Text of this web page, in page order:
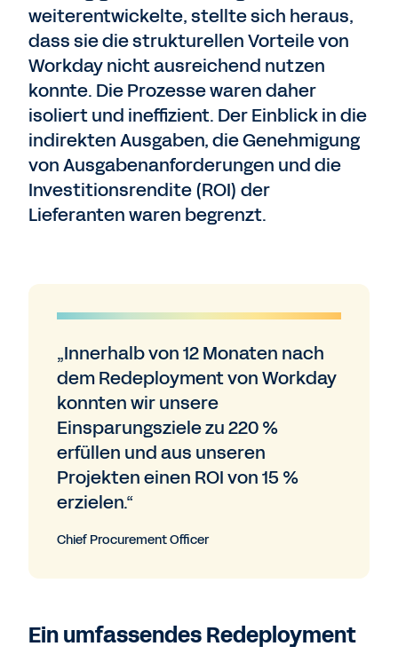
weiterentwickelte, stellte sich heraus,
dass sie die strukturellen Vorteile von
Workday nicht ausreichend nutzen
konnte. Die Prozesse waren daher
isoliert und ineffizient. Der Einblick in die
indirekten Ausgaben, die Genehmigung
von Ausgabenanforderungen und die
Investitionsrendite (ROI) der
Lieferanten waren begrenzt.
„Innerhalb von 12 Monaten nach
dem Redeployment von Workday
konnten wir unsere
Einsparungsziele zu 220 %
erfüllen und aus unseren
Projekten einen ROI von 15 %
erzielen.“
Chief Procurement Officer
Ein umfassendes Redeployment